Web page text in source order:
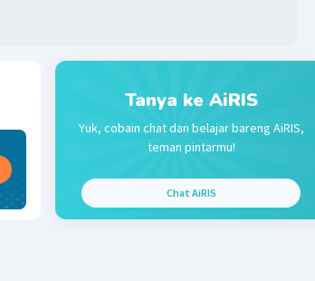
Tanya ke AiRIS
Yuk, cobain chat dan belajar bareng AiRIS,
teman pintarmu!
Chat AiRIS